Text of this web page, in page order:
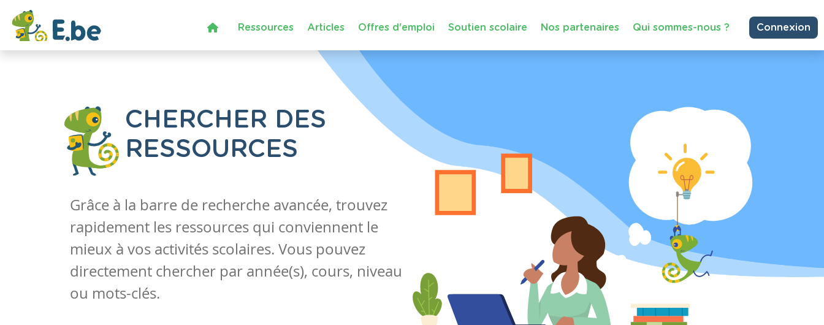
Ressources Articles Offres d'emploi Soutien scolaire Nos partenaires Qui sommes-nous ? Connexion
CHERCHER DES
RESSOURCES
Grâce à la barre de recherche avancée, trouvez
rapidement les ressources qui conviennent le
mieux à vos activités scolaires. Vous pouvez
directement chercher par année(s), cours, niveau
ou mots-clés.